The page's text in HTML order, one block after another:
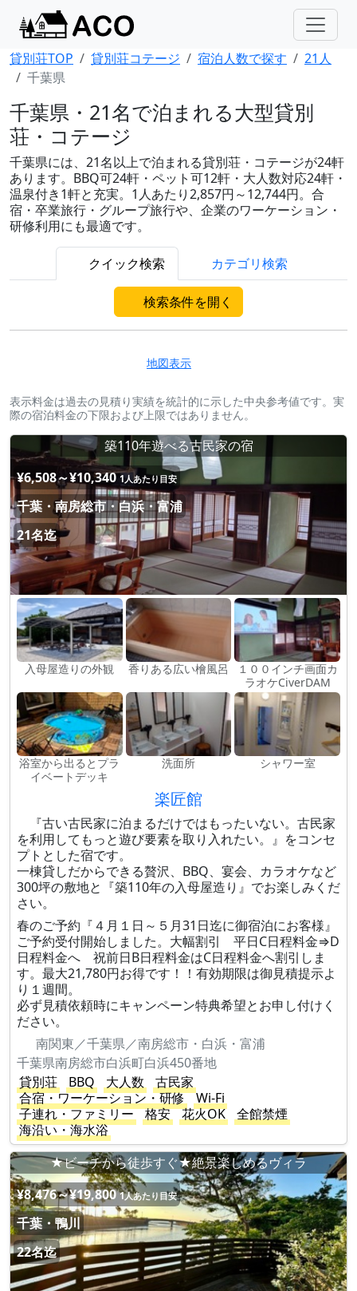
貸別荘TOP 貸別荘コテージ 宿泊人数で探す
21人
千葉県
千葉県・21名で泊まれる大型貸別
荘・コテージ
千葉県には、21名以上で泊まれる貸別荘・コテージが24軒
あります。BBQ可24軒・ペット可12軒・大人数対応24軒・
温泉付き1軒と充実。1人あたり2,857円～12,744円。合
宿・卒業旅行・グループ旅行や、企業のワーケーション・
研修利用にも最適です。
クイック検索 カテゴリ検索
検索条件を開く
地図表示
表示料金は過去の見積り実績を統計的に示した中央参考値です。実
際の宿泊料金の下限および上限ではありません。
築110年遊べる古民家の宿
¥6,508～¥10,340 1人あたり目安
千葉・南房総市・白浜・富浦
21名迄
入母屋造りの外観 香りある広い檜風呂
１００インチ画面カ
ラオケCiverDAM
浴室から出るとプラ
イベートデッキ
洗面所 シャワー室
楽匠館
『古い古民家に泊まるだけではもったいない。古民家
を利用してもっと遊び要素を取り入れたい。』をコンセ
プトとした宿です。
一棟貸しだからできる贅沢、BBQ、宴会、カラオケなど
300坪の敷地と『築110年の入母屋造り』でお楽しみくだ
さい。
春のご予約『４月１日～５月31日迄に御宿泊にお客様』
ご予約受付開始しました。大幅割引 平日C日程料金⇒D
日程料金へ 祝前日B日程料金はC日程料金へ割引しま
す。最大21,780円お得です！！有効期限は御見積提示よ
り１週間。
必ず見積依頼時にキャンペーン特典希望とお申し付けく
ださい。
南関東／千葉県／南房総市・白浜・富浦
千葉県南房総市白浜町白浜450番地
貸別荘
BBQ 大人数
古民家
合宿・ワーケーション・研修
Wi-Fi
子連れ・ファミリー
格安 花火OK
全館禁煙
海沿い・海水浴
★ビーチから徒歩すぐ★絶景楽しめるヴィラ
¥8,476～¥19,800 1人あたり目安
千葉・鴨川
22名迄